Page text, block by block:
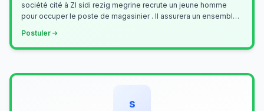
société cité à ZI sidi rezig megrine recrute un jeune homme
pour occuper le poste de magasinier . Il assurera un ensemble
Postuler
s